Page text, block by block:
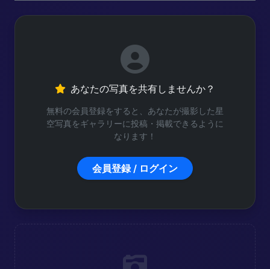
あなたの写真を共有しませんか？
無料の会員登録をすると、あなたが撮影した星
空写真をギャラリーに投稿・掲載できるように
なります！
会員登録 / ログイン